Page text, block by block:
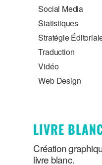
Social Media
Statistiques
Stratégie
Traduction
Vidéo
Web Design
LIVRE
Création
livre blanc.